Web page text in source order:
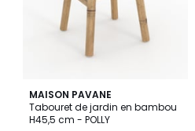
MAISON PAVANE
Tabouret de jardin en bambou
H45,5 cm - POLLY